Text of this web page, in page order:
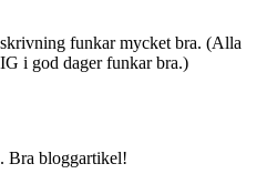
funkar mycket bra. (Alla
i god dager funkar bra.)
Bra bloggartikel!